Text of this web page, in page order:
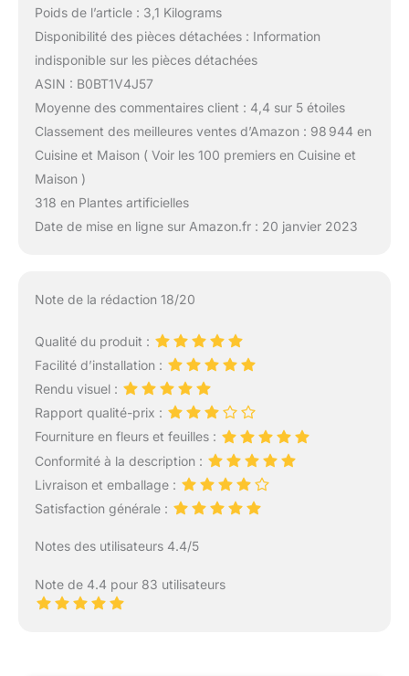
Poids de l’article : 3,1 Kilograms
Disponibilité des pièces détachées : Information
indisponible sur les pièces détachées
ASIN : B0BT1V4J57
Moyenne des commentaires client : 4,4 sur 5 étoiles
Classement des meilleures ventes d’Amazon : 98 944 en
Cuisine et Maison ( Voir les 100 premiers en Cuisine et
Maison )
318 en Plantes artificielles
Date de mise en ligne sur Amazon.fr : 20 janvier 2023
Note de la rédaction 18/20
Qualité du produit :
Facilité d’installation :
Rendu visuel :
Rapport qualité-prix :
Fourniture en fleurs et feuilles :
Conformité à la description :
Livraison et emballage :
Satisfaction générale :
Notes des utilisateurs 4.4/5
Note de 4.4 pour 83 utilisateurs